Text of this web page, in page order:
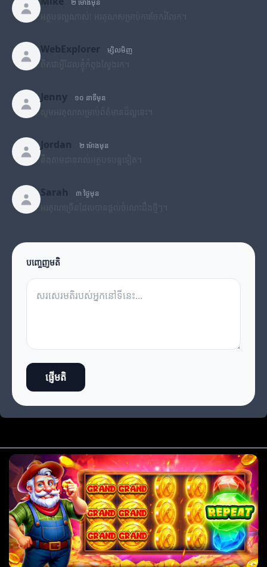
២ ម៉ោងមុន
WebExplorer ម្សិលមិញ
Jenny ១០ នាទីមុន
Jordan ២ ម៉ោងមុន
Sarah ៣ ថ្ងៃមុន
បញ្ចេញមតិ
ផ្ញើមតិ